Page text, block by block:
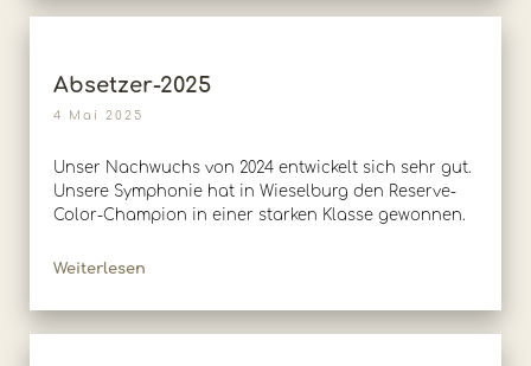
Absetzer-2025
4 Mai 2025
Unser Nachwuchs von 2024 entwickelt sich sehr gut.
Unsere Symphonie hat in Wieselburg den Reserve-
Color-Champion in einer starken Klasse gewonnen.
Weiterlesen